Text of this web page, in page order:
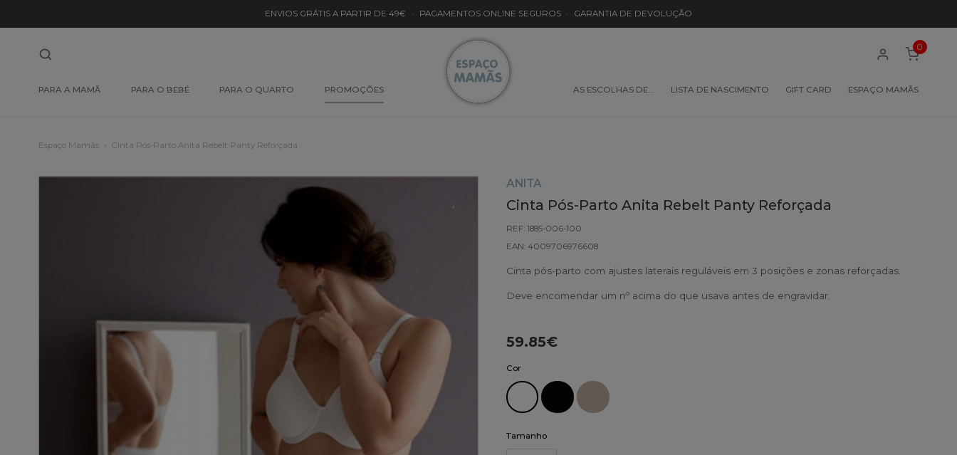
ENVIOS GRÁTIS A PARTIR DE 49€ · PAGAMENTOS ONLINE SEGUROS · GARANTIA DE DEVOLUÇÃO
PARA A MAMÃ PARA O BEBÉ PARA O QUARTO PROMOÇÕES AS ESCOLHAS DE… LISTA DE NASCIMENTO GIFT CARD ESPAÇO MAMÃS
0
Espaço Mamãs Cinta Pós-Parto Anita Rebelt Panty Reforçada
ANITA
Cinta Pós-Parto Anita Rebelt Panty Reforçada
REF: 1885-006-100
EAN: 4009706976608
Cinta pós-parto com ajustes laterais reguláveis em 3 posições e zonas reforçadas.
Deve encomendar um nº acima do que usava antes de engravidar.
59.85€
Cor
Tamanho